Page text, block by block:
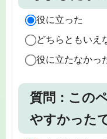
役に立った
どちらともいえ
役に立たなかっ
質問：この
やすかった